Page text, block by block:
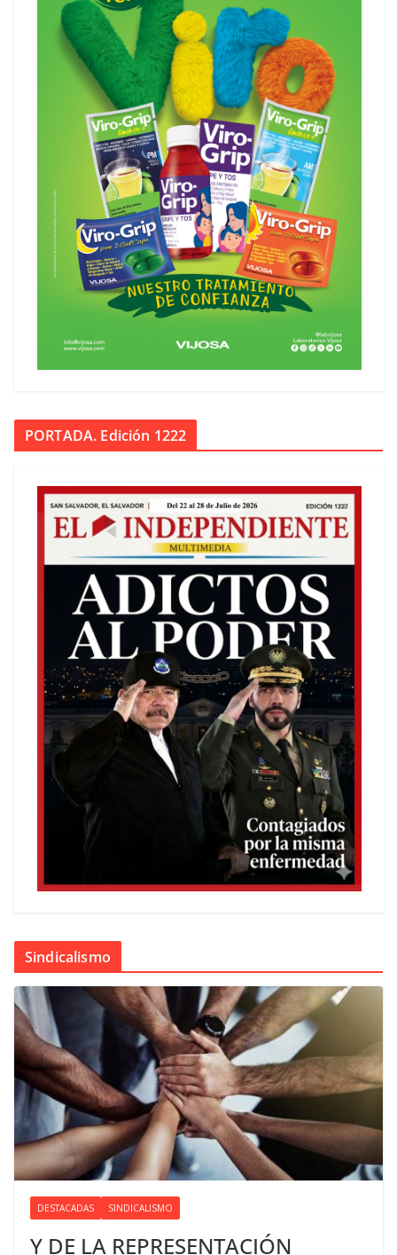
PORTADA. Edición 1222
Sindicalismo
DESTACADAS SINDICALISMO
Y DE LA REPRESENTACIÓN